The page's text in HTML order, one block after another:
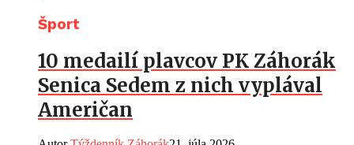
Šport
10 medailí plavcov PK Záhorák
Senica Sedem z nich vyplával
Američan